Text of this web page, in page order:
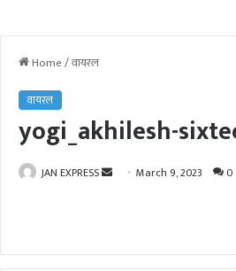
Home/वायरल
वायरल
yogi_akhilesh-
JAN EXPRESS
a
March 9, 2023 0